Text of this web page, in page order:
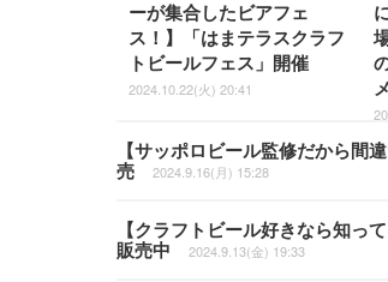
ーが集合したビアフェ
ス！】「はまテラスクラフ
トビールフェス」開催
2024.10.22(火) 20:41
【サッポロビール監修だから
売
2024.9.16(月) 15:28
【クラフトビール好きなら知っ
販売中
2024.9.13(金) 19:33